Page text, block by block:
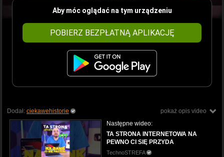
Aby móc oglądać na tym urządzeniu
POBIERZ BEZPŁATNĄ APLIKACJĘ
pokaż opis video
Dodał: ciekawehistorie
Następne wideo:
TA STRONA INTERNETOWA NA
PEWNO CI SIĘ PRZYDA
TechnoSTREFA